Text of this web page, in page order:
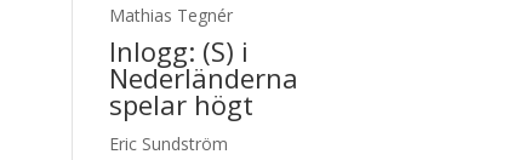
Mathias Tegnér
Inlogg: (S) i
Nederländerna
spelar högt
Eric Sundström